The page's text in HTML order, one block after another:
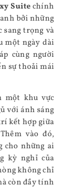
Suitechính
bởi những
sang trọng và
một ngày dài
cùng người
sự thoải mái
một khu vực
với ánh sáng
kết hợp giữa
vào đó,
cho những ai
kỳ nghỉ của
không chỉ
còn đầy tính